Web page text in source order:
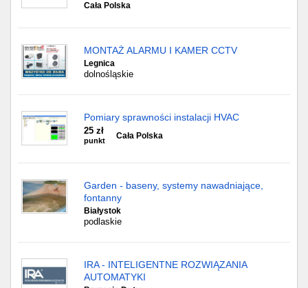
Cała Polska
MONTAŻ ALARMU I KAMER CCTV
Legnica
dolnośląskie
Pomiary sprawności instalacji HVAC
25 zł
punkt
Cała Polska
Garden - baseny, systemy nawadniające,
fontanny
Białystok
podlaskie
IRA - INTELIGENTNE ROZWIĄZANIA
AUTOMATYKI